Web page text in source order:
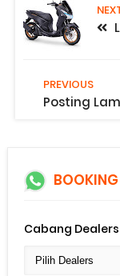
PREVIOUS
Posting
BOOKING
Cabang Dealers